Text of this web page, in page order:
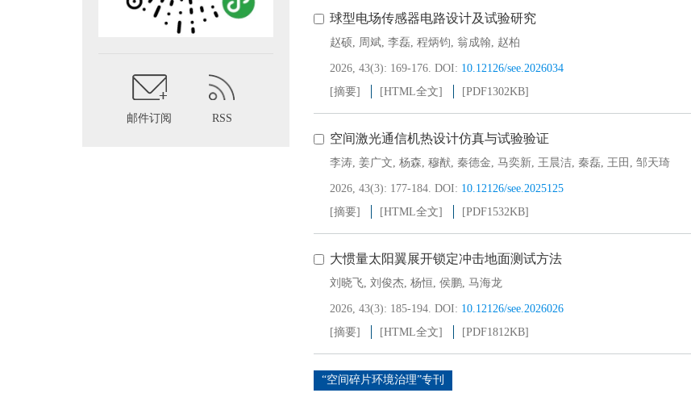
邮件订阅 RSS
球型电场传感器电路设计及试验研究
赵硕, 周斌, 李磊, 程炳钧, 翁成翰, 赵柏
2026, 43(3): 169-176. DOI: 10.12126/see.2026034
[摘要]
[HTML全文] [PDF1302KB]
空间激光通信机热设计仿真与试验验证
李涛, 姜广文, 杨森, 穆猷, 秦德金, 马奕新, 王晨洁, 秦磊, 王田 , 邹天琦
2026, 43(3): 177-184. DOI: 10.12126/see.2025125
[摘要]
[HTML全文] [PDF1532KB]
大惯量太阳翼展开锁定冲击地面测试方法
刘晓飞, 刘俊杰, 杨恒, 侯鹏, 马海龙
2026, 43(3): 185-194. DOI: 10.12126/see.2026026
[摘要]
[HTML全文] [PDF1812KB]
“空间碎片环境治理”专刊